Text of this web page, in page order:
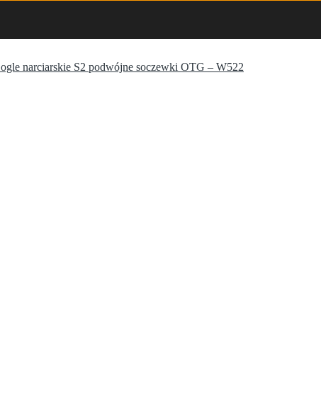
narciarskie S2 podwójne soczewki OTG – W522